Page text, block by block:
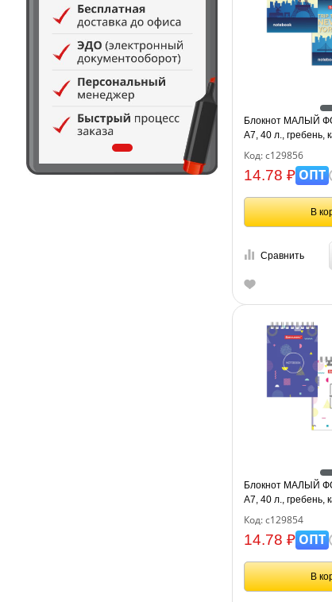
Блокнот МАЛЫЙ
А7, 40 л., гребень,
BRAUBERG,
Код: с129856
14.78 ₽ОПТ
В
Сравнить
Блокнот МАЛЫЙ
А7, 40 л., гребень,
BRAUBERG,
Код: с129854
14.78 ₽ОПТ
В